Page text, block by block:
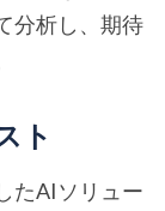
分析し、期待
ト
たAIソリュー